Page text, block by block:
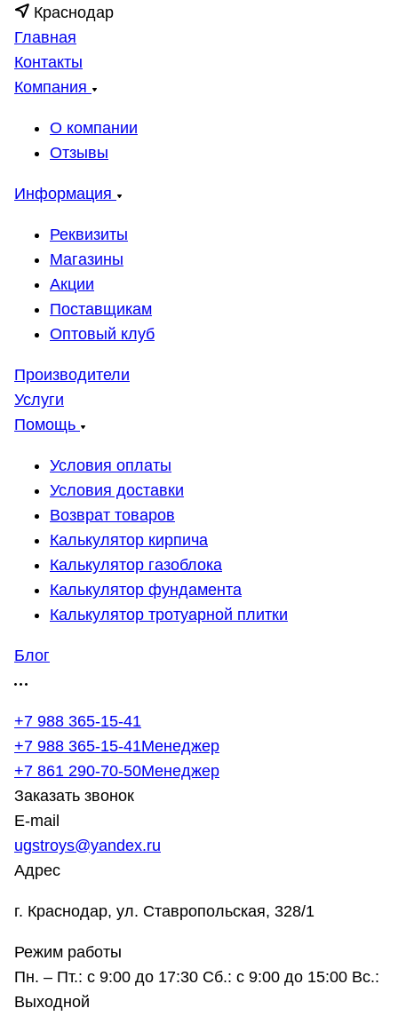
Краснодар
Главная
Контакты
Компания
О компании
Отзывы
Информация
Реквизиты
Магазины
Акции
Поставщикам
Оптовый клуб
Производители
Услуги
Помощь
Условия оплаты
Условия доставки
Возврат товаров
Калькулятор кирпича
Калькулятор газоблока
Калькулятор фундамента
Калькулятор тротуарной плитки
Блог
+7 988 365-15-41
+7 988 365-15-41Менеджер
+7 861 290-70-50Менеджер
Заказать звонок
E-mail
ugstroys@yandex.ru
Адрес
г. Краснодар, ул. Ставропольская, 328/1
Режим работы
Пн. – Пт.: с 9:00 до 17:30 Сб.: с 9:00 до 15:00 Вс.:
Выходной